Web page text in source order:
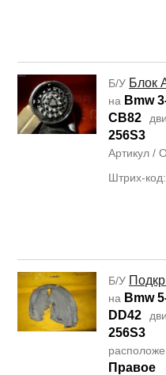
Б/У Блок
на Bmw
CB82
256S3
Артикул /
Штрих-
Б/У
на Bmw
DD42
256S3
Правое